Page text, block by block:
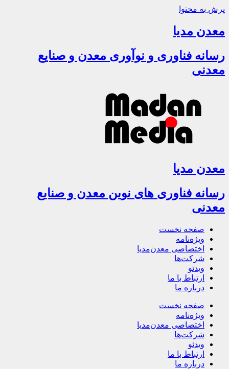
پرش به محتوا
معدن مدیا
رسانه فناوری و نوآوری معدن و صنایع
معدنی
معدن مدیا
رسانه فناوری های نوین معدن و صنایع
معدنی
صفحه نخست
ویژه‌نامه
اختصاصی معدن‌مدیا
شرکت‌ها
ویدئو
ارتباط با ما
درباره ما
صفحه نخست
ویژه‌نامه
اختصاصی معدن‌مدیا
شرکت‌ها
ویدئو
ارتباط با ما
درباره ما